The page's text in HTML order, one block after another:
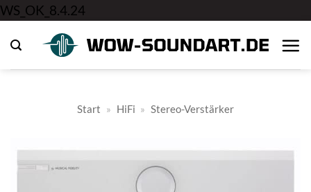
WS_OK_8.4.24
springen
Start » HiFi » Stereo-Verstärker